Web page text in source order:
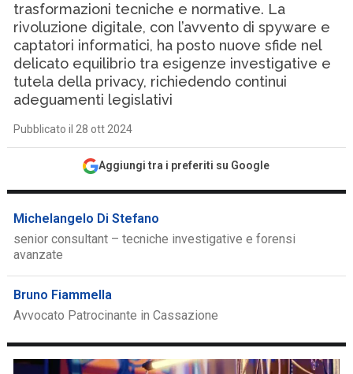
trasformazioni tecniche e normative. La
rivoluzione digitale, con l’avvento di spyware e
captatori informatici, ha posto nuove sfide nel
delicato equilibrio tra esigenze investigative e
tutela della privacy, richiedendo continui
adeguamenti legislativi
Pubblicato il 28 ott 2024
Aggiungi tra i preferiti su Google
Michelangelo Di Stefano
senior consultant – tecniche investigative e forensi
avanzate
Bruno Fiammella
Avvocato Patrocinante in Cassazione